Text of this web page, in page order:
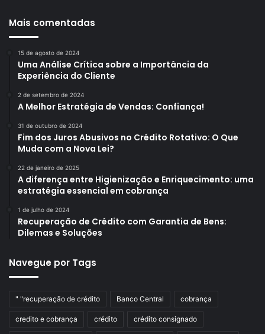
Mais comentadas
15 de agosto de 2024
Uma Análise Crítica sobre a Importância da
Experiência do Cliente
2 de setembro de 2024
A Melhor Estratégia de Vendas: Confiança!
31 de outubro de 2024
Fim dos Juros Abusivos no Crédito Rotativo: O Que
Muda com a Nova Lei?
22 de janeiro de 2025
A diferença entre Higienização e Enriquecimento: uma
estratégia essencial em cobrança
1 de julho de 2024
Recuperação de Crédito com Garantia de Bens:
Dilemas e Soluções
Navegue por Tags
" "recuperação de crédito Banco Central cobrança
credito e cobrança crédito crédito consignado